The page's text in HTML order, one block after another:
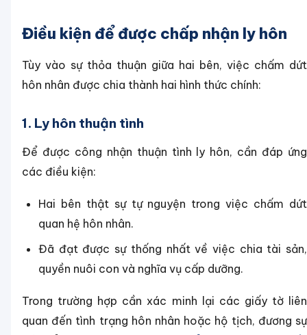
Điều kiện để được chấp nhận ly hôn
Tùy vào sự thỏa thuận giữa hai bên, việc chấm dứt
hôn nhân được chia thành hai hình thức chính:
1. Ly hôn thuận tình
Để được công nhận thuận tình ly hôn, cần đáp ứng
các điều kiện:
Hai bên thật sự tự nguyện trong việc chấm dứt
quan hệ hôn nhân.
Đã đạt được sự thống nhất về việc chia tài sản,
quyền nuôi con và nghĩa vụ cấp dưỡng.
Trong trường hợp cần xác minh lại các giấy tờ liên
quan đến tình trạng hôn nhân hoặc hộ tịch, đương sự